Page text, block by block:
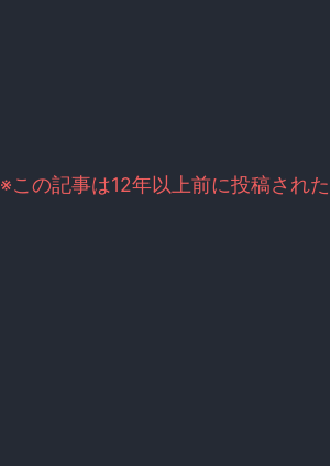
※この記事は12年以上前に投稿され